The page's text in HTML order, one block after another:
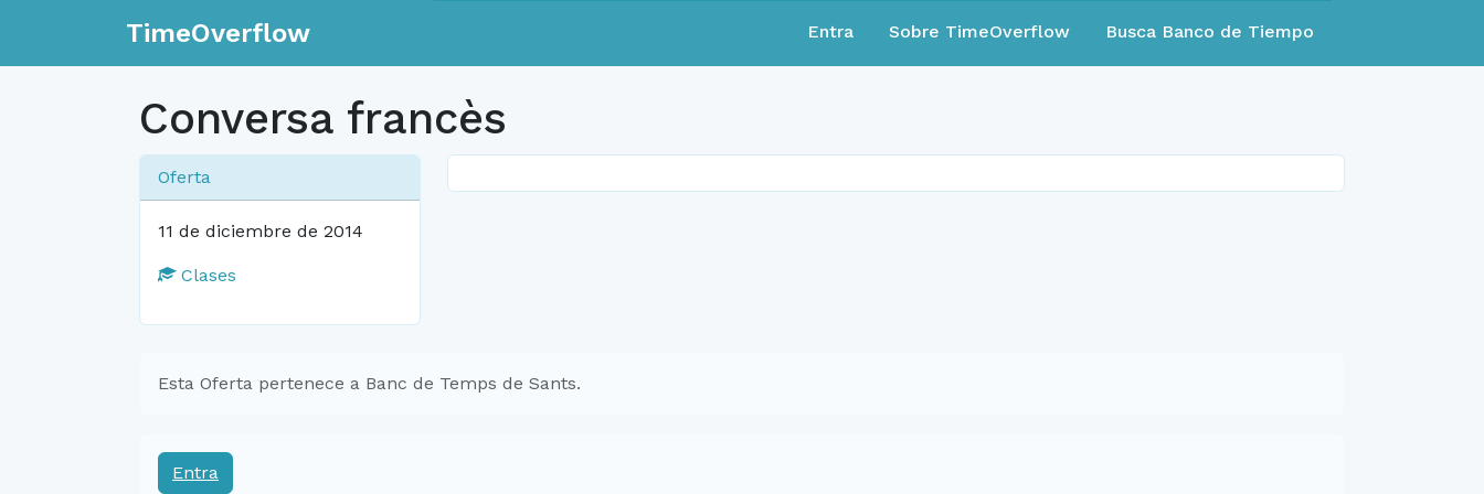
TimeOverflow Entra Sobre TimeOverflow Busca Banco de Tiempo
Conversa francès
Oferta
11 de diciembre de 2014
Clases
Esta Oferta pertenece a Banc de Temps de Sants.
Entra